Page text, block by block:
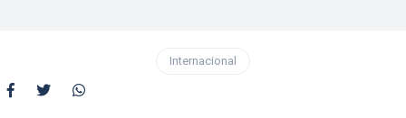
Internacional